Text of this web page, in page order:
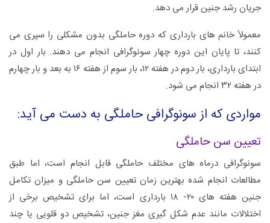
جریان رشد جنین قرار می دهد.
معمولاً خانم های بارداری که دوره حاملگی بدون مشکلی را سپری می
کنند، تا پایان این دوره چهار سونوگرافی انجام می دهند. بار اول در
ابتدای بارداری، بار دوم در هفته ۱۲، بار سوم از هفته ۱۶ به بعد و بار چهارم
در هفته ۳۲ انجام می شود.
مواردی که از سونوگرافی حاملگی به دست می آید:
تعیین سن حاملگی
سونوگرافی درماه های مختلف حاملگی قابل انجام است، اما طبق
مطالعات انجام شده بهترین زمان تعیین سن حاملگی و میزان تکامل
جنین هفته های ۲۰- ۱۸ بارداری است، اما برای تشخیص برخی از
اختلالات مانند عدم شکل گیری مغز جنین، تشخیص دو قلویی یا چند